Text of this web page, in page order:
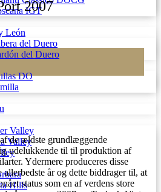
IGT
León
del Duero
del Duero
DO
Valley
Valley
Hills
2007
de ældste grundlæggende
udelukkende til til produktion af
Ydermere produceres disse
år og dette biddrager til, at
status som en af verdens store